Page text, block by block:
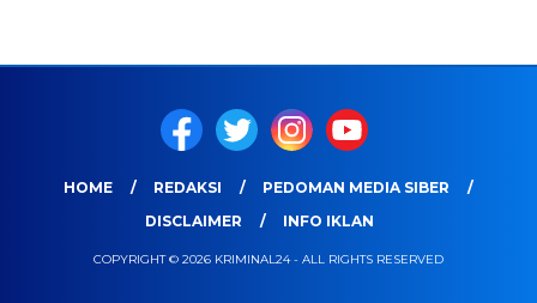
HOME REDAKSI
PEDOMAN MEDIA SIBER
DISCLAIMER
INFO IKLAN
COPYRIGHT © 2026 KRIMINAL24 - ALL RIGHTS RESERVED